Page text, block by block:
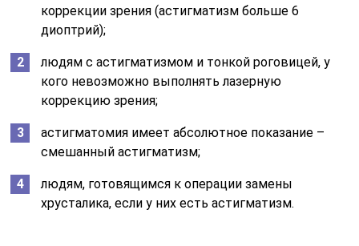
коррекции зрения (астигматизм больше 6
диоптрий);
людям с астигматизмом и тонкой роговицей, у
кого невозможно выполнять лазерную
коррекцию зрения;
астигматомия имеет абсолютное показание –
смешанный астигматизм;
людям, готовящимся к операции замены
хрусталика, если у них есть астигматизм.